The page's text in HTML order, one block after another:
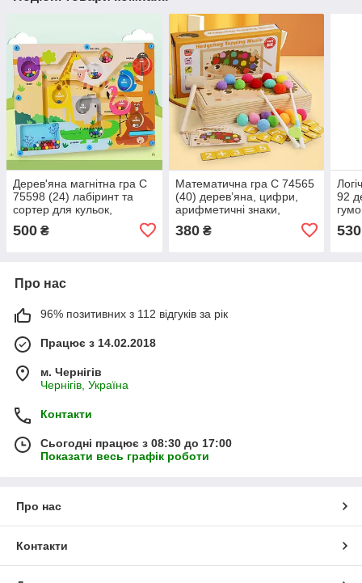
Дерев'яна магнітна гра C
75598 (24) лабіринт та
сортер для кульок,
кольори і назви тваринок
англійсь
500 ₴
Математична гра C 74565
(40) дерев’яна, цифри,
арифметичні знаки,
кульки, картки
380₴
92
530
Про нас
96% позитивних з 112 відгуків за рік
Працює з 14.02.2018
м. Чернігів
Чернігів, Україна
Контакти
Сьогодні працює з 08:30 до 17:00
Показати весь графік роботи
Про нас
Контакти